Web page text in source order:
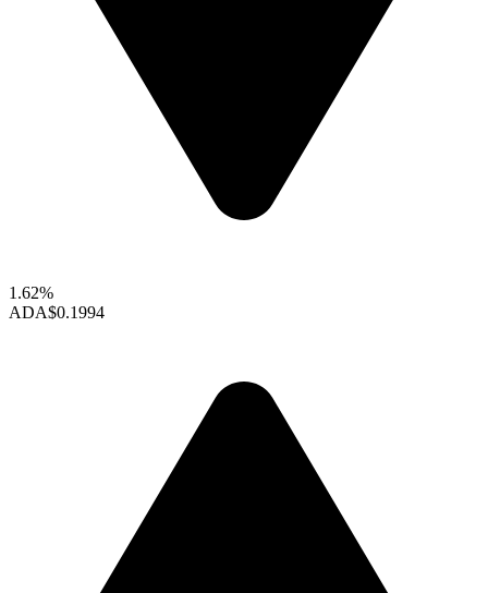
1.62%
ADA$0.1994